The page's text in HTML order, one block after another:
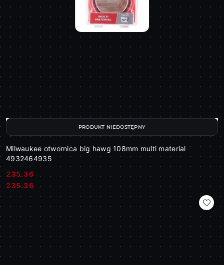
Milwaukee otwornica big hawg 108mm multi material
4932464935
Cena:
235.36
Cena:
235.36
PRODUKT NIEDOSTĘPNY